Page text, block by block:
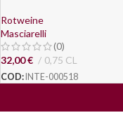
Rotweine
Masciarelli
(0)
32,00€ 0,75 CL
COD: INTE-000518